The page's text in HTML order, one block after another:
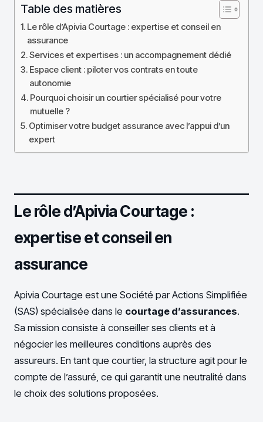
Table des matières
Le rôle d’Apivia Courtage : expertise et conseil en
assurance
Services et expertises : un accompagnement dédié
Espace client : piloter vos contrats en toute
autonomie
Pourquoi choisir un courtier spécialisé pour votre
mutuelle ?
Optimiser votre budget assurance avec l’appui d’un
expert
Le rôle d’Apivia Courtage :
expertise et conseil en
assurance
Apivia Courtage est une Société par Actions Simplifiée
(SAS) spécialisée dans le courtage d’assurances.
Sa mission consiste à conseiller ses clients et à
négocier les meilleures conditions auprès des
assureurs. En tant que courtier, la structure agit pour le
compte de l’assuré, ce qui garantit une neutralité dans
le choix des solutions proposées.